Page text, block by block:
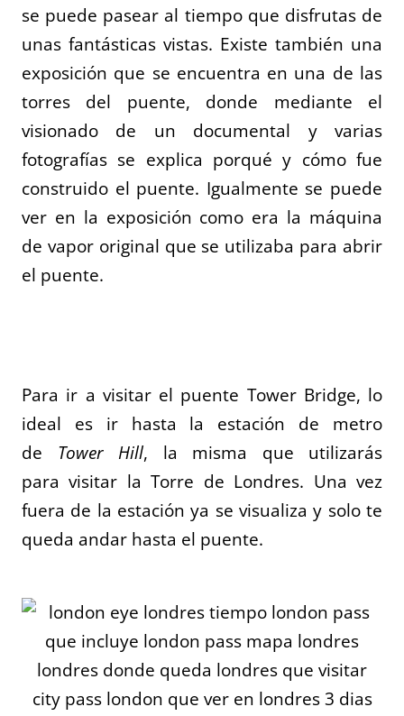
se puede pasear al tiempo que disfrutas de
unas fantásticas vistas. Existe también una
exposición que se encuentra en una de las
torres del puente, donde mediante el
visionado de un documental y varias
fotografías se explica porqué y cómo fue
construido el puente. Igualmente se puede
ver en la exposición como era la máquina
de vapor original que se utilizaba para abrir
el puente.
Para ir a visitar el puente Tower Bridge, lo
ideal es ir hasta la estación de metro
de Tower Hill, la misma que utilizarás
para visitar la Torre de Londres. Una vez
fuera de la estación ya se visualiza y solo te
queda andar hasta el puente.